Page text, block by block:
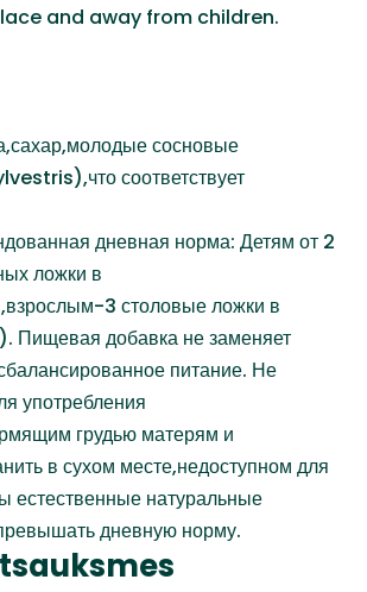
and away from children.
сосновые
соответствует
дневная норма: Детям от 2
ложки в
3 столовые ложки в
Пищевая добавка не заменяет
питание. Не
употребления
грудью матерям и
в сухом месте,недоступном для
естественные натуральные
дневную норму.